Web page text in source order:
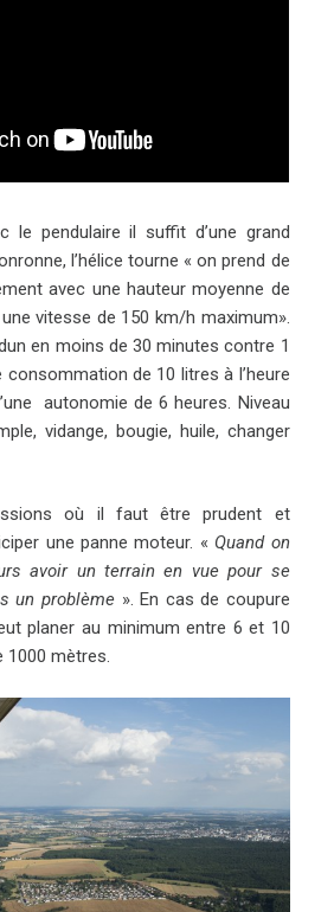
le pendulaire il suffit d’une grand
l’hélice tourne « on prend de
avec une hauteur moyenne de
vitesse de 150 km/h maximum».
en moins de 30 minutes contre 1
consommation de 10 litres à l’heure
autonomie de 6 heures. Niveau
vidange, bougie, huile, changer
où il faut être prudent et
une panne moteur. « Quand on
avoir un terrain en vue pour se
un problème ». En cas de coupure
planer au minimum entre 6 et 10
1000 mètres.